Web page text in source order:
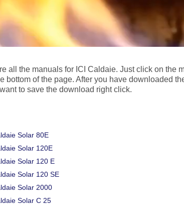
all the manuals for ICI Caldaie. Just click on the
bottom of the page. After you have downloaded
to save the download right click.
Solar 80E
Solar 120E
Solar 120 E
Solar 120 SE
Solar 2000
Solar C 25